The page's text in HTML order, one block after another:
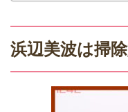
浜辺美波は掃